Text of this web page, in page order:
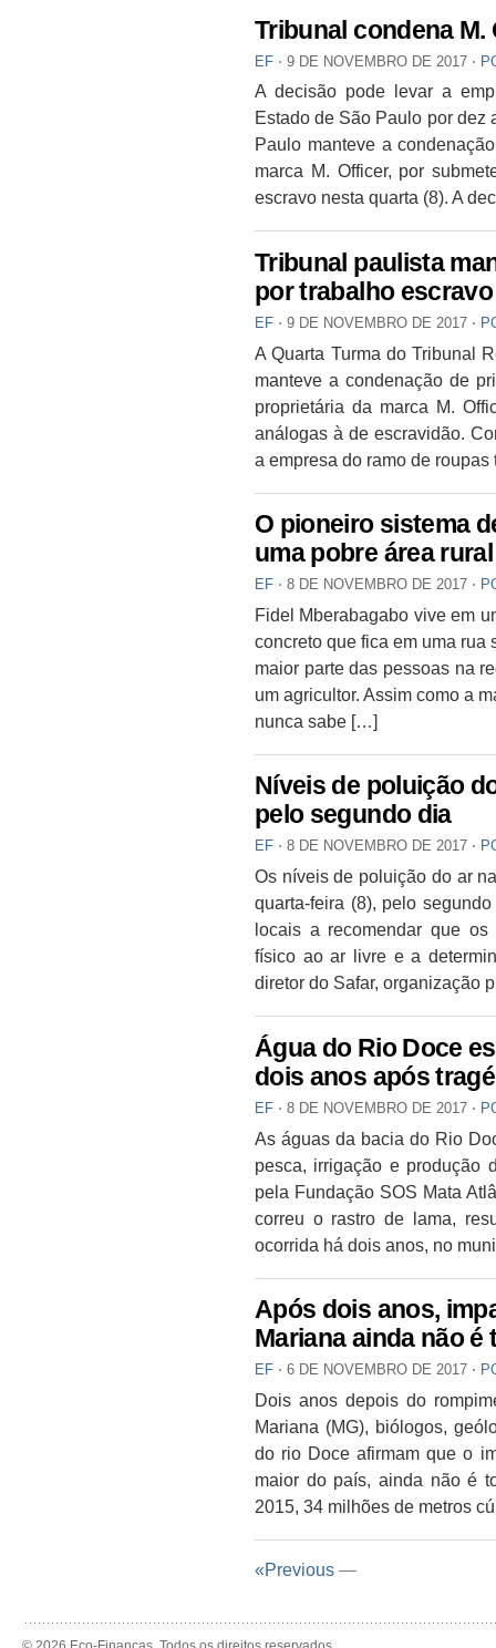
Tribunal condena
EF ⋅ 9 DE NOVEMBRO DE 2017 ⋅
A decisão pode levar a
Estado de São Paulo por dez
Paulo manteve a
marca M. Officer, por
escravo nesta quarta (8). A
Tribunal paulista
por trabalho escravo
EF ⋅ 9 DE NOVEMBRO DE 2017 ⋅
A Quarta Turma do Tribunal
manteve a condenação de
proprietária da marca M.
análogas à de escravidão.
a empresa do ramo de
O pioneiro sistema
uma pobre área
EF ⋅ 8 DE NOVEMBRO DE 2017 ⋅
Fidel Mberabagabo vive em
concreto que fica em uma rua
maior parte das pessoas na
um agricultor. Assim como a
nunca sabe […]
Níveis de poluição
pelo segundo dia
EF ⋅ 8 DE NOVEMBRO DE 2017 ⋅
Os níveis de poluição do ar
quarta-feira (8), pelo
locais a recomendar que
físico ao ar livre e a
diretor do Safar, organização
Água do Rio Doce
dois anos após
EF ⋅ 8 DE NOVEMBRO DE 2017 ⋅
As águas da bacia do Rio
pesca, irrigação e produção
pela Fundação SOS Mata
correu o rastro de lama,
ocorrida há dois anos, no
Após dois anos,
Mariana ainda não
EF ⋅ 6 DE NOVEMBRO DE 2017 ⋅
Dois anos depois do
Mariana (MG), biólogos,
do rio Doce afirmam que o
maior do país, ainda não é
2015, 34 milhões de metros
«Previous —